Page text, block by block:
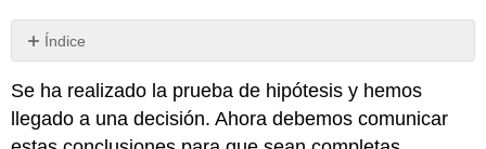
Índice
consistente
con
Se ha realizado la prueba de hipótesis y hemos
llegado a una decisión. Ahora debemos comunicar